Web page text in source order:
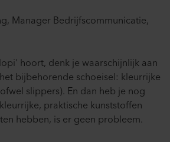
Manager Bedrijfscommunicatie,
hoort, denk je waarschijnlijk aan
bijbehorende schoeisel: kleurrijke
slippers). En dan heb je nog
praktische kunststoffen
hebben, is er geen probleem.